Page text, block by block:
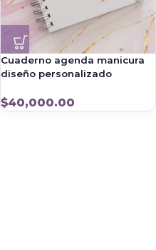
Cuaderno agenda manicura
diseño personalizado
$40,000.00